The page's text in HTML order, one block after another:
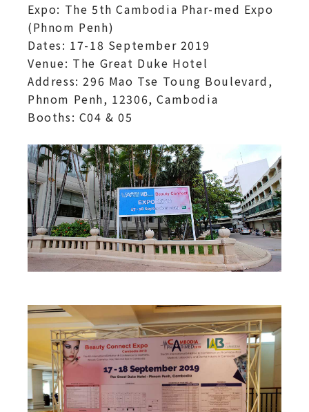
Expo: The 5th Cambodia Phar-med Expo
(Phnom Penh)
Dates: 17-18 September 2019
Venue: The Great Duke Hotel
Address: 296 Mao Tse Toung Boulevard,
Phnom Penh, 12306, Cambodia
Booths: C04 & 05